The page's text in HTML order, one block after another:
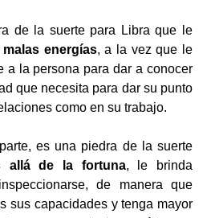
de la suerte para Libra que le
energías, a la vez que le
a la persona para dar a conocer
que necesita para dar su punto
como en su trabajo.
es una piedra de la suerte
allá de la fortuna, le brinda
de manera que
sus capacidades y tenga mayor